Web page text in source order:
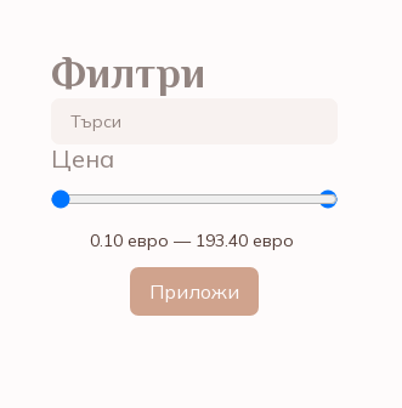
Филтри
Цена
0.10 евро — 193.40 евро
Приложи